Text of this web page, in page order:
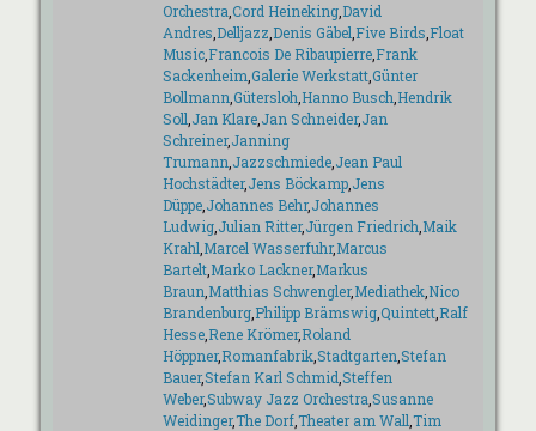
Orchestra Cord Heineking, David
Andres Delljazz Denis Gäbel Five Birds Float
Music, Francois De Ribaupierre, Frank
Sackenheim Galerie Werkstatt,Günter
Bollmann Gütersloh Hanno Busch Hendrik
Soll Jan Klare, Jan Schneider,Jan
Schreiner,Janning
Trumann Jazzschmiede, Jean Paul
Hochstädter,Jens Böckamp, Jens
Düppe, Johannes Behr,Johannes
Ludwig, Julian Ritter,Jürgen Friedrich Maik
Krahl Marcel Wasserfuhr,Marcus
Bartelt, Marko Lackner,Markus
Braun Matthias Schwengler,Mediathek, Nico
Brandenburg, Philipp Brämswig,Quintett, Ralf
Hesse, Rene Krömer,Roland
Höppner,Romanfabrik,Stadtgarten Stefan
Bauer,Stefan Karl Schmid Steffen
Weber,Subway Jazz Orchestra Susanne
Weidinger,The Dorf,Theater am Wall Tim